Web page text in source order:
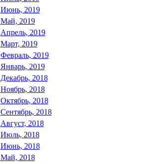
Июнь, 2019
Май, 2019
Апрель, 2019
Март, 2019
Февраль, 2019
Январь, 2019
Декабрь, 2018
Ноябрь, 2018
Октябрь, 2018
Сентябрь, 2018
Август, 2018
Июль, 2018
Июнь, 2018
Май, 2018